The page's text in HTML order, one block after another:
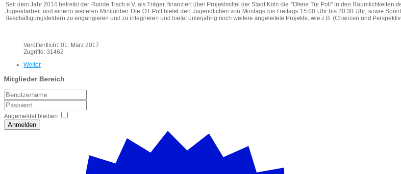
Seit dem Jahr 2014 betreibt der Runde Tisch e.V. als Träger, finanziert über Projektmittel der Stadt Köln die "Ofene Tür Poll" in den
Jugendarbeit und einerm weiteren Minijobber. Die OT Poll bietet den Jugendlichen von Montags bis Freitags 15:00 Uhr bis 20:30 Uhr, sowie
Beschäftigungsfeldern zu engangieren und zu integrieren und bietet unterjährig noch weitere angeleitete Projekte, wie z.B. (Chancen und
Veröffentlicht: 01. März 2017
Zugriffe: 31462
Weiter
Mitglieder Bereich
Angemeldet bleiben
Anmelden